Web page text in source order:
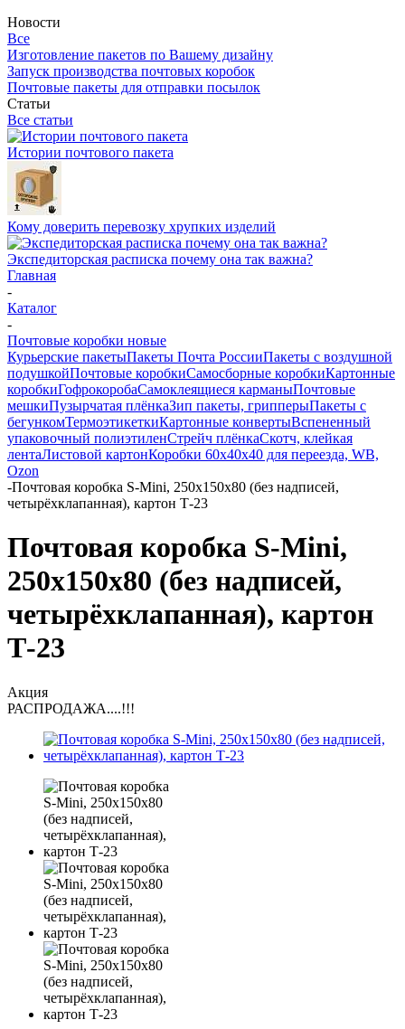
Новости
Все
Изготовление пакетов по Вашему дизайну
Запуск производства почтовых коробок
Почтовые пакеты для отправки посылок
Статьи
Все статьи
Истории почтового пакета
Кому доверить перевозку хрупких изделий
Экспедиторская расписка почему она так важна?
Главная
-
Каталог
-
Почтовые коробки новые
Курьерские пакетыПакеты Почта РоссииПакеты с воздушной
подушкойПочтовые коробкиСамосборные коробкиКартонные
коробкиГофрокоробаСамоклеящиеся карманыПочтовые
мешкиПузырчатая плёнкаЗип пакеты, грипперыПакеты с
бегункомТермоэтикеткиКартонные конвертыВспененный
упаковочный полиэтиленСтрейч плёнкаСкотч, клейкая
лентаЛистовой картонКоробки 60х40х40 для переезда, WB,
Ozon
-Почтовая коробка S-Mini, 250х150х80 (без надписей,
четырёхклапанная), картон Т-23
Почтовая коробка S-Mini,
250х150х80 (без надписей,
четырёхклапанная), картон
Т-23
Акция
РАСПРОДАЖА....!!!